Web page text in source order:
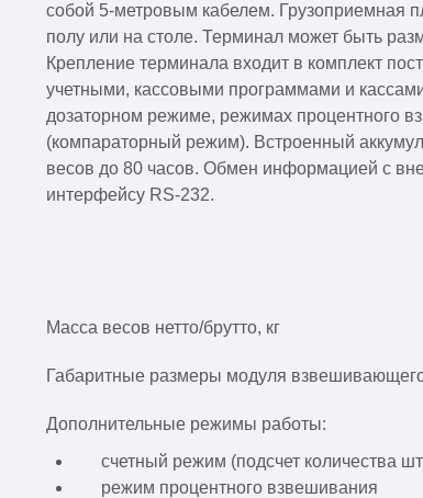
собой 5-метровым кабелем. Грузоприемная
полу или на столе. Терминал может быть
Крепление терминала входит в комплект
учетными, кассовыми программами и
дозаторном режиме, режимах процентного
(компараторный режим). Встроенный
весов до 80 часов. Обмен информацией с
интерфейсу RS-232.
Масса весов нетто/брутто, кг
Габаритные размеры модуля
Дополнительные режимы работы:
счетный режим (подсчет количества
режим процентного взвешивания